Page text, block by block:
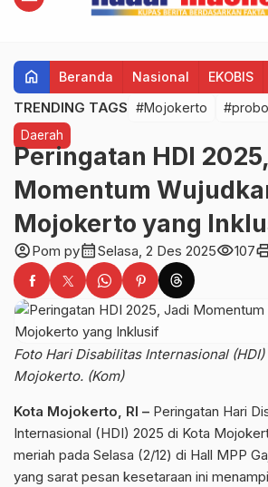
home Beranda Nasional EKOBIS
TRENDING TAGS #Mojokerto
Daerah
Peringatan HDI
Momentum
Mojokerto yang
account_circlePom pycalendar_monthSelasa, 2 Des 2025visibility107
Foto Hari Disabilitas Internasional
Mojokerto. (Kom)
Kota Mojokerto, RI – Peringatan Hari
Internasional (HDI) 2025 di Kota
meriah pada Selasa (2/12) di Hall MPP
yang sarat pesan kesetaraan ini